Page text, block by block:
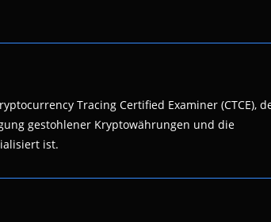
Tracing Certified Examiner (CTCE),
gestohlener Kryptowährungen und die
ist.